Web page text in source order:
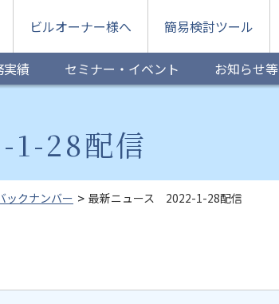
ビルオーナー様へ 簡易検討ツール
実績 セミナー・イベント お知らせ等
28配信
ックナンバー 最新ニュース 2022-1-28配信